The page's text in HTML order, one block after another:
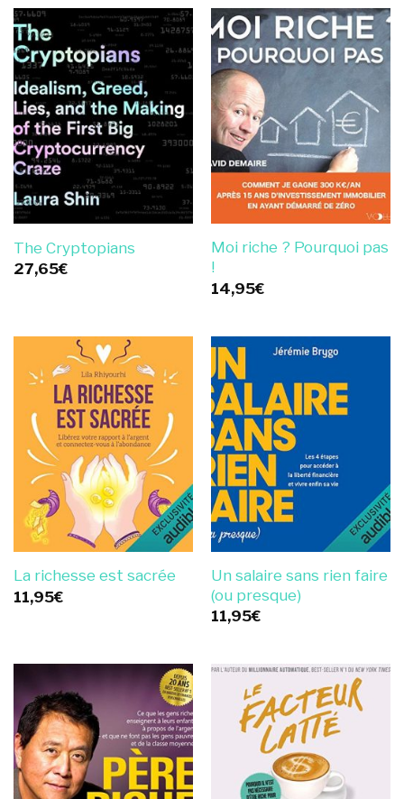
The Cryptopians
27,65€
Moi riche ? Pourquoi pas
!
14,95€
La richesse est sacrée
11,95€
Un salaire sans rien faire
(ou presque)
11,95€